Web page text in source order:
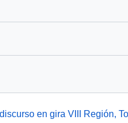
en gira VIII Región,